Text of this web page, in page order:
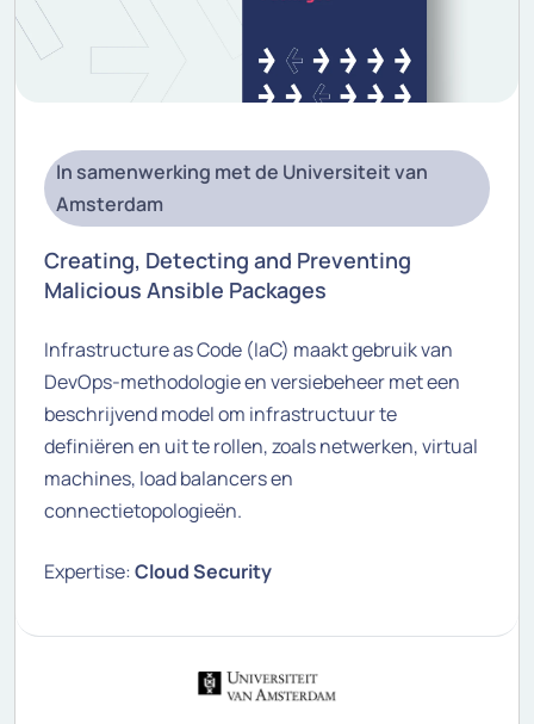
In samenwerking met de Universiteit van
Amsterdam
Creating, Detecting and Preventing
Malicious Ansible Packages
Infrastructure as Code (IaC) maakt gebruik van
DevOps-methodologie en versiebeheer met een
beschrijvend model om infrastructuur te
definiëren en uit te rollen, zoals netwerken, virtual
machines, load balancers en
connectietopologieën.
Expertise:Cloud Security